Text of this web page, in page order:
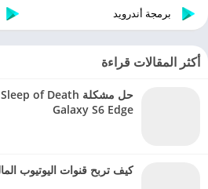
برمجة أندرويد
أكثر المقالات قراءة
Galaxy S6 Edge
كيف تربح قنوات اليوتيوب